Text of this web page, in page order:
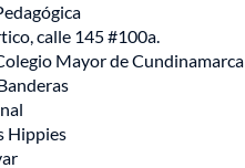
calle 145 #100a.
Mayor de Cundinamarca
Hippies